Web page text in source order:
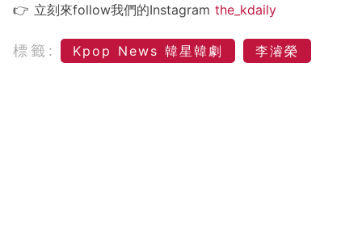
👉 立刻來follow我們的Instagram the_kdaily
標籤: Kpop News 韓星韓劇 李濬榮